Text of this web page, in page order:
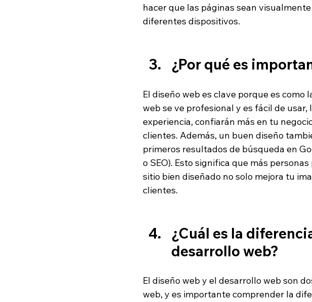
hacer que las páginas sean
diferentes dispositivos.
¿Por qué es
El diseño web es clave porque es como
web se ve profesional y es fácil de
experiencia, confiarán más en tu
clientes. Además, un buen diseño
primeros resultados de búsqueda en
o SEO). Esto significa que más
sitio bien diseñado no solo mejora tu
clientes.
¿Cuál es la
desarrollo web?
El diseño web y el desarrollo web son
web, y es importante comprender la